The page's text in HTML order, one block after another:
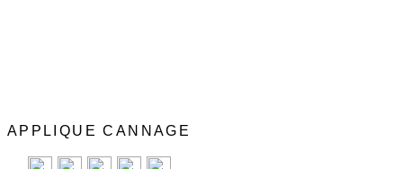
APPLIQUE CANNAGE